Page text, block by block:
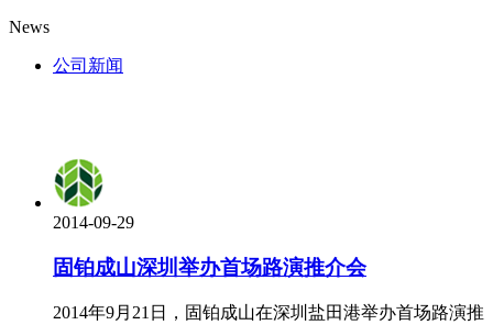
News
公司新闻
2014-09-29
固铂成山深圳举办首场路演推介会
2014年9月21日，固铂成山在深圳盐田港举办首场路演推